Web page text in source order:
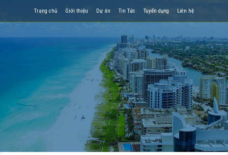
Trang chủ Giới thiệu Dự án Tin Tức Tuyển dụng Liên hệ